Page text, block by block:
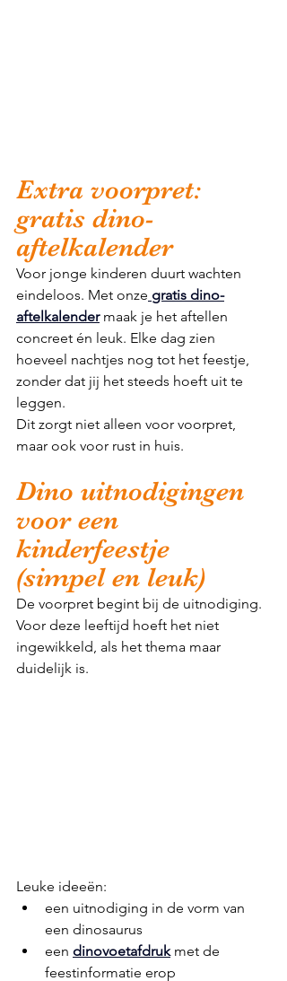
Extra voorpret:
gratis dino-
aftelkalender
Voor jonge kinderen duurt wachten
eindeloos. Met onze gratis dino-
aftelkalender maak je het aftellen
concreet én leuk. Elke dag zien
hoeveel nachtjes nog tot het feestje,
zonder dat jij het steeds hoeft uit te
leggen.
Dit zorgt niet alleen voor voorpret,
maar ook voor rust in huis.
Dino uitnodigingen
voor een
kinderfeestje
(simpel en leuk)
De voorpret begint bij de uitnodiging.
Voor deze leeftijd hoeft het niet
ingewikkeld, als het thema maar
duidelijk is.
Leuke ideeën:
een uitnodiging in de vorm van
een dinosaurus
een dinovoetafdruk met de
feestinformatie erop